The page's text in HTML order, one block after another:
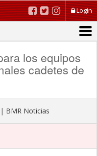
Login
los equipos
cadetes de
BMR Noticias